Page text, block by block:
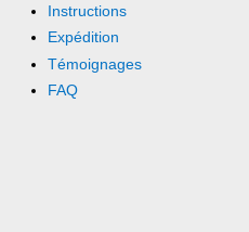
Instructions
Expédition
Témoignages
FAQ